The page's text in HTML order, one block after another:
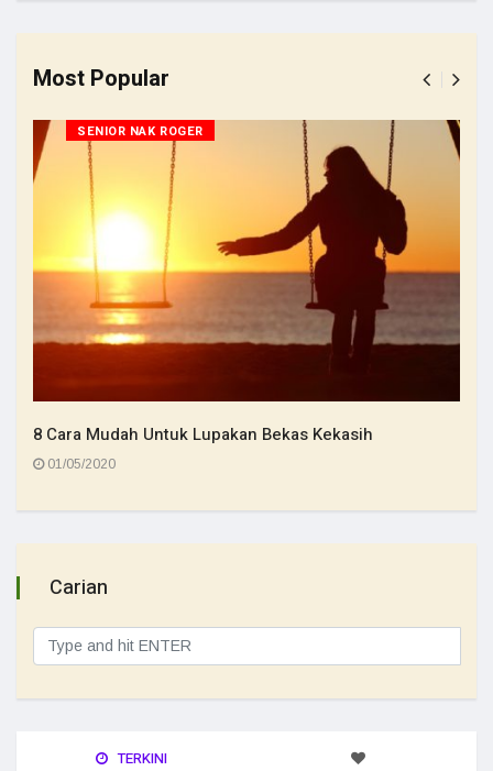
Most Popular
SENIOR NAK ROGER
8 Cara Mudah Untuk Lupakan Bekas Kekasih
01/05/2020
Carian
TERKINI